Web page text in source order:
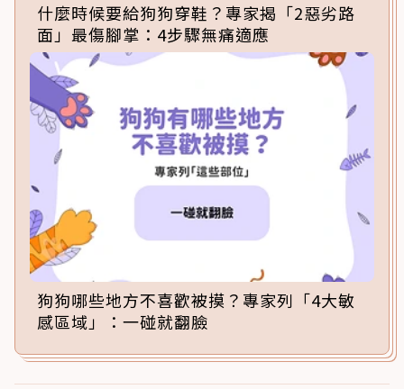
什麼時候要給狗狗穿鞋？專家揭「2惡劣路
面」最傷腳掌：4步驟無痛適應
狗狗哪些地方不喜歡被摸？專家列「4大敏
感區域」：一碰就翻臉